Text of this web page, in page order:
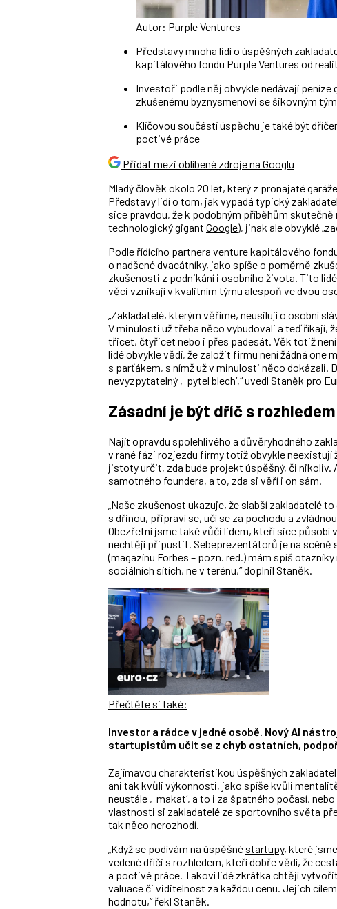
Autor: Purple Ventures
Představy mnoha lidí o úspěšných
kapitálového fondu Purple Ventures od
Investoři podle něj obvykle nedávají
zkušenému byznysmenovi se šikovným
Klíčovou součástí úspěchu je také být
poctivé práce
Přidat mezi oblíbené zdroje na Googlu
Mladý člověk okolo 20 let, který z pronajaté
Představy lidí o tom, jak vypadá typický
sice pravdou, že k podobným příběhům
technologický gigant Google), jinak ale obvyklé
Podle řídícího partnera venture kapitálového
o nadšené dvacátníky, jako spíše o poměrně
zkušenosti z podnikání i osobního života. Tito
věci vznikají v kvalitním týmu alespoň ve dvou
„Zakladatelé, kterým věříme, neusilují o osobní
V minulosti už třeba něco vybudovali a teď říkají,
třicet, čtyřicet nebo i přes padesát. Věk totiž
lidé obvykle vědí, že založit firmu není žádná
s parťákem, s nímž už v minulosti něco dokázali.
nevyzpytatelný ‚pytel blech‘,“ uvedl Staněk pro
Zásadní je být dříč s rozhledem
Najít opravdu spolehlivého a důvěryhodného
v rané fázi rozjezdu firmy totiž obvykle neexistují
jistoty určit, zda bude projekt úspěšný, či nikoliv.
samotného foundera, a to, zda si věří i on sám.
„Naše zkušenost ukazuje, že slabší zakladatelé
s dřinou, připraví se, učí se za pochodu a
Obezřetní jsme také vůči lidem, kteří sice působí
nechtějí připustit. Sebeprezentátorů je na scéně
(magazínu Forbes – pozn. red.)mám spíš
sociálních sítích, ne v terénu,“ doplnil Staněk.
Přečtěte si také:
Investor a rádce v jedné osobě. Nový AI
startupistům učit se z chyb ostatních,
Zajímavou charakteristikou úspěšných
ani tak kvůli výkonnosti, jako spíše kvůli
neustále ‚makat‘, a to i za špatného počasí,
vlastnosti si zakladatelé ze sportovního světa
tak něco nerozhodí.
„Když se podívám na úspěšné startupy, které
vedené dříči s rozhledem, kteří dobře vědí, že
a poctivé práce. Takoví lidé zkrátka chtějí
valuace či viditelnost za každou cenu. Jejich
hodnotu,“ řekl Staněk.